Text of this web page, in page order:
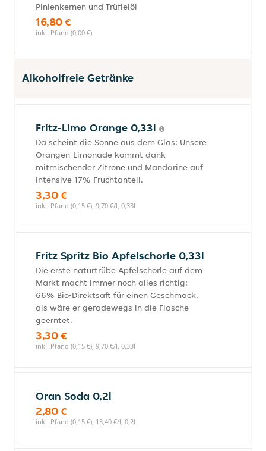
Pinienkernen und Trüflelöl
16,80 €
inkl. Pfand (0,00 €)
Alkoholfreie Getränke
Fritz-Limo Orange 0,33l
Da scheint die Sonne aus dem Glas: Unsere
Orangen-Limonade kommt dank
mitmischender Zitrone und Mandarine auf
intensive 17% Fruchtanteil.
3,30 €
inkl. Pfand (0,15 €), 9,70 €/l, 0,33l
Fritz Spritz Bio Apfelschorle 0,33l
Die erste naturtrübe Apfelschorle auf dem
Markt macht immer noch alles richtig:
66% Bio-Direktsaft für einen Geschmack,
als wäre er geradewegs in die Flasche
geerntet.
3,30 €
inkl. Pfand (0,15 €), 9,70 €/l, 0,33l
Oran Soda 0,2l
2,80 €
inkl. Pfand (0,15 €), 13,40 €/l, 0,2l